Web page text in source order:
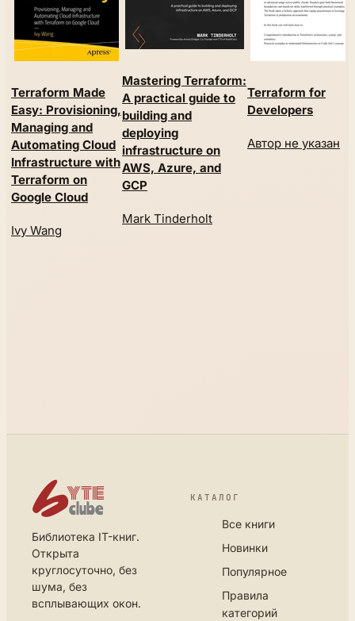
Terraform Made
Easy: Provisioning,
Managing and
Automating Cloud
Infrastructure with
Terraform on
Google Cloud
Ivy Wang
Mastering Terraform:
A practical guide to
building and
deploying
infrastructure on
AWS, Azure, and
GCP
Mark Tinderholt
Terraform for
Developers
Автор не указан
Библиотека IT-книг.
Открыта
круглосуточно, без
шума, без
всплывающих окон.
КАТАЛОГ
Все книги
Новинки
Популярное
Правила
категорий